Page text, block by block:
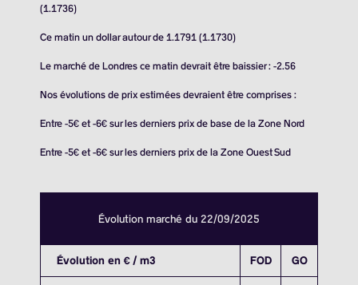
(1.1736)
Ce matin un dollar autour de 1.1791 (1.1730)
Le marché de Londres ce matin devrait être baissier : -2.56
Nos évolutions de prix estimées devraient être comprises :
Entre -5€ et -6€ sur les derniers prix de base de la Zone Nord
Entre -5€ et -6€ sur les derniers prix de la Zone Ouest Sud
Évolution marché du 22/09/2025
Évolution en € / m3 FOD GO